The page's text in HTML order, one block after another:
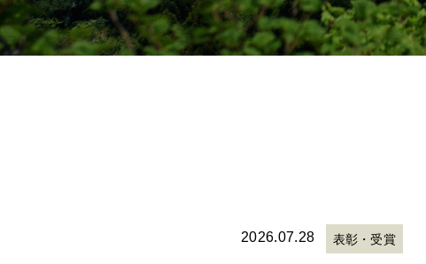
2026.07.28 表彰・受賞